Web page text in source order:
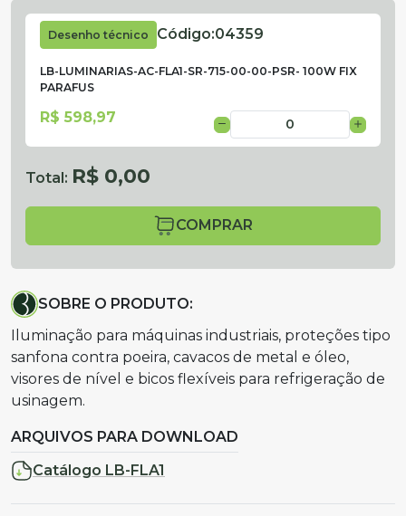
Desenho técnico Código:04359
LB-LUMINARIAS-AC-FLA1-SR-715-00-00-PSR- 100W FIX
PARAFUS
R$ 598,97
Total: R$ 0,00
COMPRAR
SOBRE O PRODUTO:
Iluminação para máquinas industriais, proteções tipo
sanfona contra poeira, cavacos de metal e óleo,
visores de nível e bicos flexíveis para refrigeração de
usinagem.
ARQUIVOS PARA DOWNLOAD
Catálogo LB-FLA1